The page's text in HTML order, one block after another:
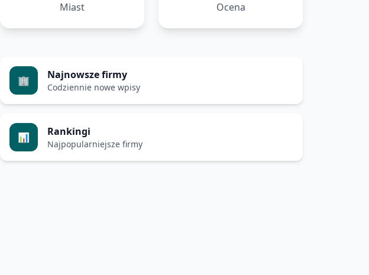
Miast Ocena
🏢 Najnowsze firmy
Codziennie nowe wpisy
📊 Rankingi
Najpopularniejsze firmy